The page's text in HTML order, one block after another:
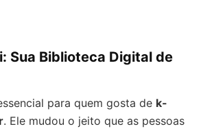
Sua Biblioteca Digital de
para quem gosta de k-
. Ele mudou o jeito que as pessoas